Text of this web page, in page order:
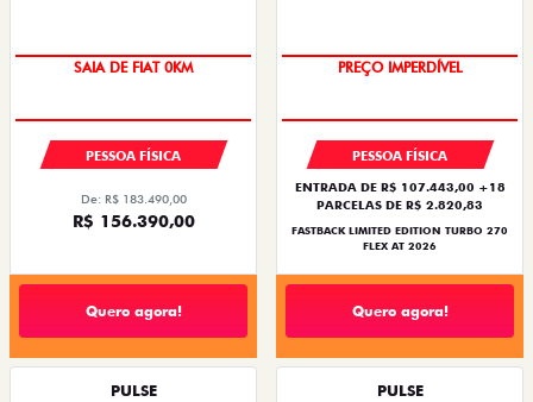
PREÇO IMPERDÍVEL
PESSOA FÍSICA
De: R$ 183.490,00
R$ 156.390,00
Quero agora!
COM USADO NA TROCA
PESSOA FÍSICA
ENTRADA DE R$ 107.443,00 +18
PARCELAS DE R$ 2.820,83
FASTBACK LIMITED EDITION TURBO 270
FLEX AT 2026
Quero agora!
PULSE PULSE